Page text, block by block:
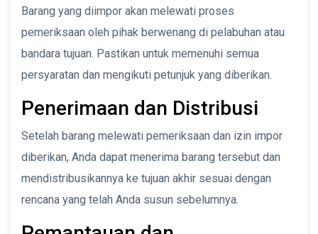
Barang yang diimpor akan melewati proses
pemeriksaan oleh pihak berwenang di pelabuhan atau
bandara tujuan. Pastikan untuk memenuhi semua
persyaratan dan mengikuti petunjuk yang diberikan.
Penerimaan dan Distribusi
Setelah barang melewati pemeriksaan dan izin impor
diberikan, Anda dapat menerima barang tersebut dan
mendistribusikannya ke tujuan akhir sesuai dengan
rencana yang telah Anda susun sebelumnya.